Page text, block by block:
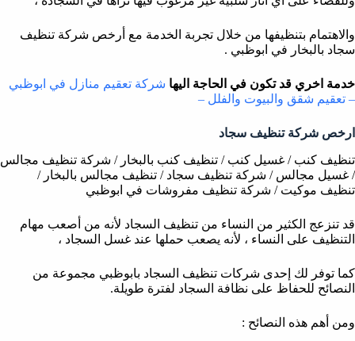
والاهتمام بتنظيفها من خلال تجربة الخدمة مع أرخص شركة تنظيف
سجاد بالبخار في ابوظبي .
خدمة اخري قد تكون في الحاجة اليها شركة تعقيم منازل في ابوظبي
– تعقيم شقق والبيوت والفلل –
ارخص شركة تنظيف سجاد
تنظيف كنب / غسيل كنب / تنظيف كنب بالبخار / شركة تنظيف مجالس
/ غسيل مجالس / شركة تنظيف سجاد / تنظيف مجالس بالبخار /
تنظيف موكيت / شركة تنظيف مفروشات في ابوظبي
قد تنزعج الكثير من النساء من تنظيف السجاد لأنه من أصعب مهام
التنظيف على النساء ، لأنه يصعب حملها عند غسل السجاد ،
كما توفر لك إحدى شركات تنظيف السجاد بابوظبي مجموعة من
النصائح للحفاظ على نظافة السجاد لفترة طويلة.
ومن أهم هذه النصائح :